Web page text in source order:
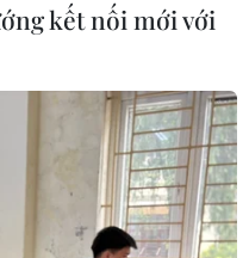
kết nối mới với